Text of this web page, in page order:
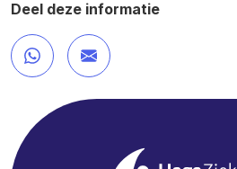
Deel deze informatie